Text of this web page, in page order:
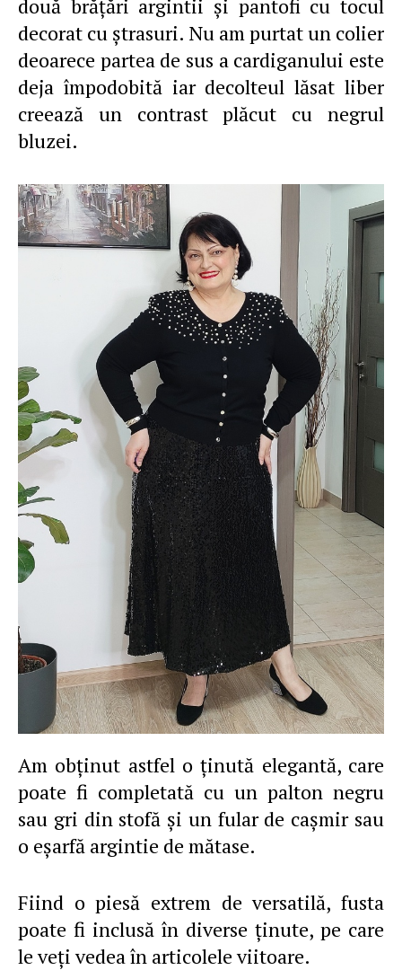
două brăţări argintii şi pantofi cu tocul
decorat cu ştrasuri. Nu am purtat un colier
deoarece partea de sus a cardiganului este
deja împodobită iar decolteul lăsat liber
creează un contrast plăcut cu negrul
bluzei.
Am obţinut astfel o ţinută elegantă, care
poate fi completată cu un palton negru
sau gri din stofă şi un fular de caşmir sau
o eşarfă argintie de mătase.
Fiind o piesă extrem de versatilă, fusta
poate fi inclusă în diverse ţinute, pe care
le veţi vedea în articolele viitoare.